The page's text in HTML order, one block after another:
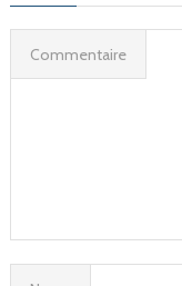
Commentaire